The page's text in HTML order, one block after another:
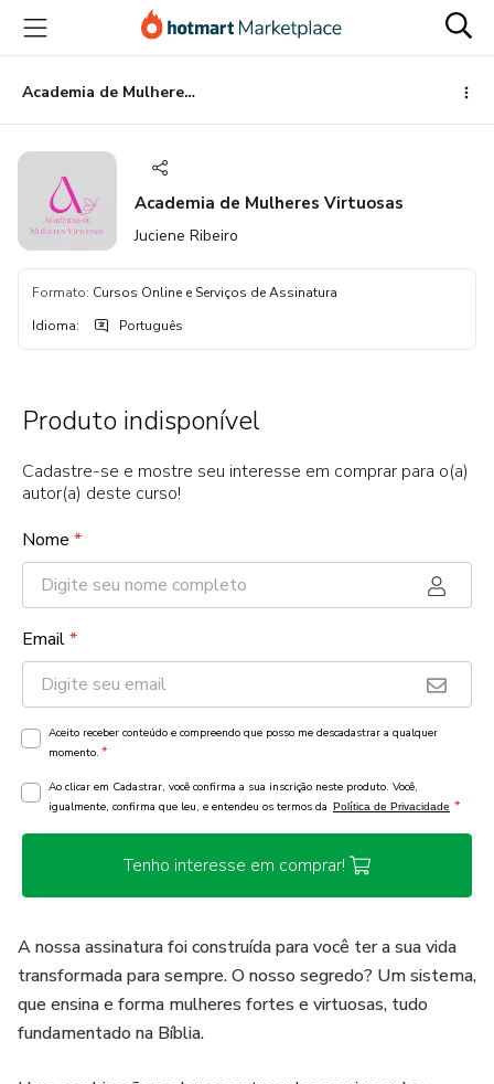
para
conteúdo
principal
para
pagamento
para
rodapé
Academia de Mulheres Virtuosas
Academia de Mulheres Virtuosas
Juciene Ribeiro
Formato: Cursos Online e Serviços de Assinatura
Idioma: Português
Produto indisponível
Cadastre-se e mostre seu interesse em comprar para o(a)
autor(a) deste curso!
Nome *
Email*
Aceito receber conteúdo e compreendo que posso me descadastrar a qualquer
momento. *
Ao clicar em Cadastrar, você confirma a sua inscrição neste produto. Você,
igualmente, confirma que leu, e entendeu os termos da Política de Privacidade *
Tenho interesse em comprar!
A nossa assinatura foi construída para você ter a sua vida
transformada para sempre. O nosso segredo? Um sistema,
que ensina e forma mulheres fortes e virtuosas, tudo
fundamentado na Bíblia.